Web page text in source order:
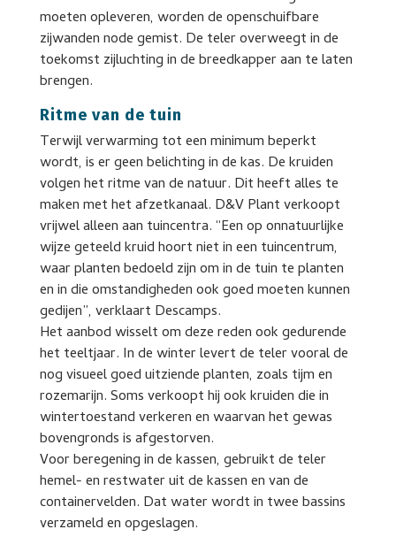
moeten opleveren, worden de openschuifbare
zijwanden node gemist. De teler overweegt in de
toekomst zijluchting in de breedkapper aan te laten
brengen.
Ritme van de tuin
Terwijl verwarming tot een minimum beperkt
wordt, is er geen belichting in de kas. De kruiden
volgen het ritme van de natuur. Dit heeft alles te
maken met het afzetkanaal. D&V Plant verkoopt
vrijwel alleen aan tuincentra. “Een op onnatuurlijke
wijze geteeld kruid hoort niet in een tuincentrum,
waar planten bedoeld zijn om in de tuin te planten
en in die omstandigheden ook goed moeten kunnen
gedijen”, verklaart Descamps.
Het aanbod wisselt om deze reden ook gedurende
het teeltjaar. In de winter levert de teler vooral de
nog visueel goed uitziende planten, zoals tijm en
rozemarijn. Soms verkoopt hij ook kruiden die in
wintertoestand verkeren en waarvan het gewas
bovengronds is afgestorven.
Voor beregening in de kassen, gebruikt de teler
hemel- en restwater uit de kassen en van de
containervelden. Dat water wordt in twee bassins
verzameld en opgeslagen.